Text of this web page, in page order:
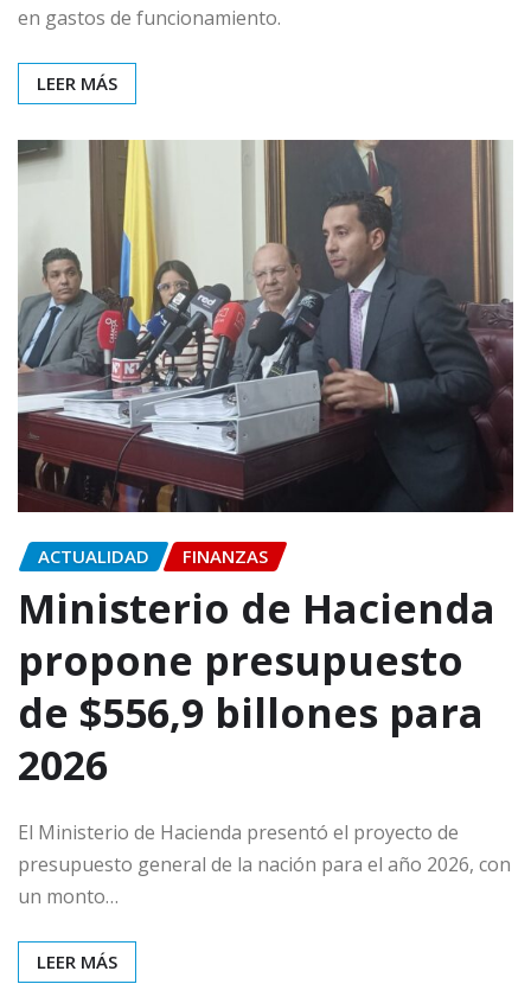
en gastos de funcionamiento.
LEER MÁS
ACTUALIDAD FINANZAS
Ministerio de Hacienda
propone presupuesto
de $556,9 billones para
2026
El Ministerio de Hacienda presentó el proyecto de
presupuesto general de la nación para el año 2026, con
un monto…
LEER MÁS